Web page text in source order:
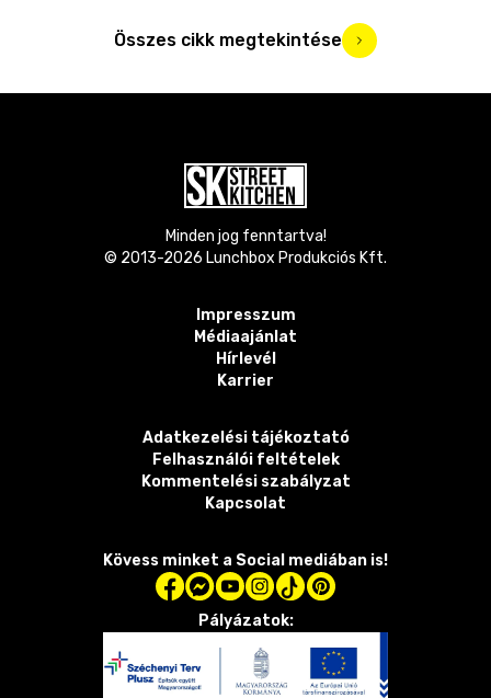
Összes cikk megtekintése
Minden jog fenntartva!
© 2013-2026 Lunchbox Produkciós Kft.
Impresszum
Médiaajánlat
Hírlevél
Karrier
Adatkezelési tájékoztató
Felhasználói feltételek
Kommentelési szabályzat
Kapcsolat
Kövess minket a Social mediában is!
Pályázatok: